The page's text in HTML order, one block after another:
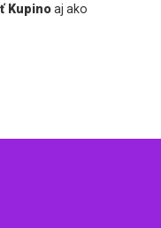
Kupinoaj ako